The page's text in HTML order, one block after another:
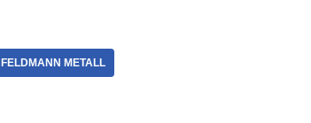
FELDMANN METALL